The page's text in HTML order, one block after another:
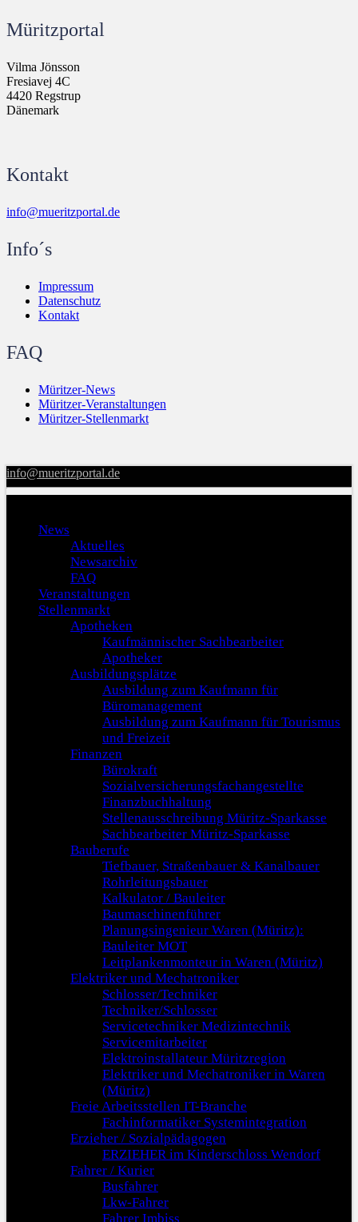
Müritzportal
Vilma Jönsson
Fresiavej 4C
4420 Regstrup
Dänemark
Kontakt
info@mueritzportal.de
Info´s
Impressum
Datenschutz
Kontakt
FAQ
Müritzer-News
Müritzer-Veranstaltungen
Müritzer-Stellenmarkt
info@mueritzportal.de
News
Aktuelles
Newsarchiv
FAQ
Veranstaltungen
Stellenmarkt
Apotheken
Kaufmännischer Sachbearbeiter
Apotheker
Ausbildungsplätze
Ausbildung zum Kaufmann für
Büromanagement
Ausbildung zum Kaufmann für Tourismus
und Freizeit
Finanzen
Bürokraft
Sozialversicherungsfachangestellte
Finanzbuchhaltung
Stellenausschreibung Müritz-Sparkasse
Sachbearbeiter Müritz-Sparkasse
Bauberufe
Tiefbauer, Straßenbauer & Kanalbauer
Rohrleitungsbauer
Kalkulator / Bauleiter
Baumaschinenführer
Planungsingenieur Waren (Müritz):
Bauleiter MOT
Leitplankenmonteur in Waren (Müritz)
Elektriker und Mechatroniker
Schlosser/Techniker
Techniker/Schlosser
Servicetechniker Medizintechnik
Servicemitarbeiter
Elektroinstallateur Müritzregion
Elektriker und Mechatroniker in Waren
(Müritz)
Freie Arbeitsstellen IT-Branche
Fachinformatiker Systemintegration
Erzieher / Sozialpädagogen
ERZIEHER im Kinderschloss Wendorf
Fahrer / Kurier
Busfahrer
Lkw-Fahrer
Fahrer Imbiss